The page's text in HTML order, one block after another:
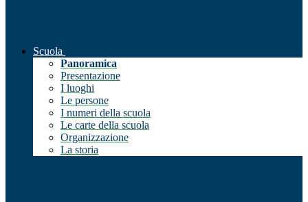
Scuola
Panoramica
Presentazione
I luoghi
Le persone
I numeri della scuola
Le carte della scuola
Organizzazione
La storia